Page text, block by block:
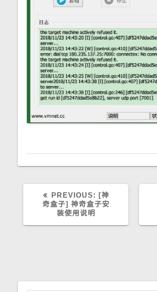
PREVIOUS: P
R
[神
奇盒子] 神奇盒子安
装使用说明